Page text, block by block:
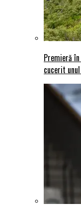
Premieră
cucerit